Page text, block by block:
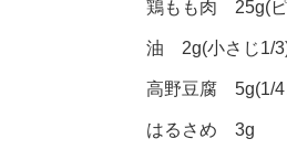
鶏もも肉 25g(ピ
油 2g(小さじ1/
高野豆腐 5g(1/4
はるさめ 3g